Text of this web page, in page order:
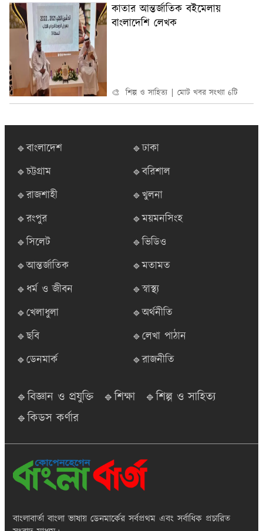
কাতার আন্তর্জাতিক বইমেলায়
বাংলাদেশি লেখক
🎨 শিল্প ও সাহিত্য মোট খবর সংখ্যা 6টি
🔹বাংলাদেশ
🔹ঢাকা
🔹চট্টগ্রাম
🔹বরিশাল
🔹রাজশাহী
🔹খুলনা
🔹রংপুর
🔹ময়মনসিংহ
🔹সিলেট
🔹ভিডিও
🔹আন্তর্জাতিক
🔹মতামত
🔹ধর্ম ও জীবন
🔹স্বাস্থ্য
🔹খেলাধুলা
🔹অর্থনীতি
🔹ছবি
🔹লেখা পাঠান
🔹ডেনমার্ক
🔹রাজনীতি
🔹বিজ্ঞান ও প্রযুক্তি 🔹শিক্ষা
🔹শিল্প ও সাহিত্য
🔹কিডস কর্ণার
বাংলাবার্তা বাংলা ভাষায় ডেনমার্কের সর্বপ্রথম এবং সর্বাধিক প্রচারিত